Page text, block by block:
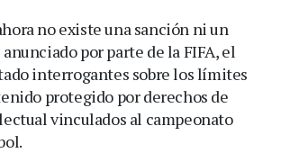
no existe una sanción ni un
por parte de la FIFA, el
interrogantes sobre los límites
protegido por derechos de
vinculados al campeonato